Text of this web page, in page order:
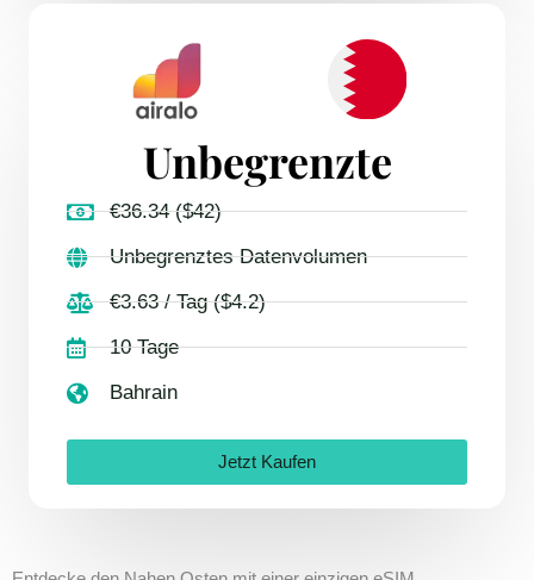
Unbegrenzte
€36.34 ($42)
Unbegrenztes Datenvolumen
€3.63 / Tag ($4.2)
10 Tage
Bahrain
Jetzt Kaufen